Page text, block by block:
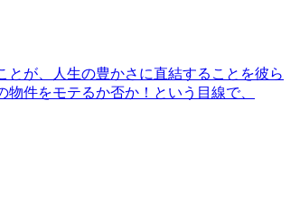
が、人生の豊かさに直結することを彼ら
件をモテるか否か！という目線で、